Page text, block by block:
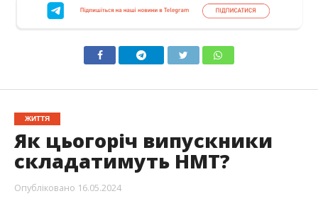
ЖИТТЯ
Як цьогоріч випускники
складатимуть НМТ?
Опубліковано 16.05.2024